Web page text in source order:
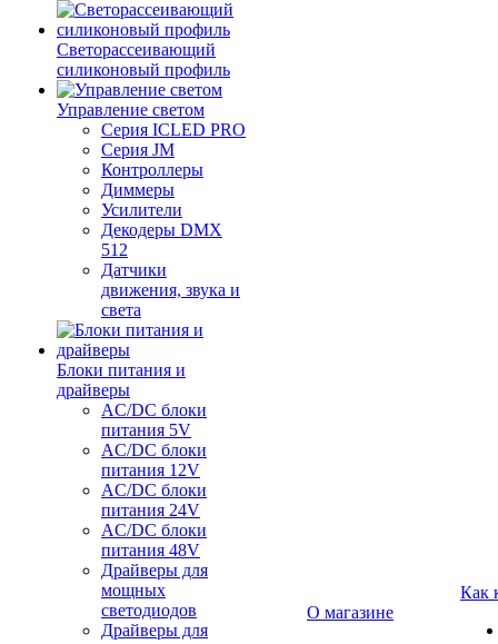
Светорассеивающий
силиконовый профиль
Управление светом
Серия ICLED PRO
Серия JM
Контроллеры
Диммеры
Усилители
Декодеры DMX
512
Датчики
движения, звука и
света
Блоки питания и
драйверы
AC/DC блоки
питания 5V
AC/DC блоки
питания 12V
AC/DC блоки
питания 24V
AC/DC блоки
питания 48V
Драйверы для
мощных
светодиодов
Драйверы для
О магазине
Как